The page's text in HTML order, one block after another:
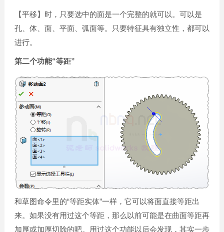
【平移】时，只要选中的面是一个完整的就可以。可以是
孔、体、面、平面、弧面等。只要特征具有独立性，都可以
进行。
第二个功能“等距”
和草图命令里的“等距实体”一样，它可以将面直接等距出
来。如果没有用过这个等距，那么以前可能是在曲面等距再
加厚或加厚切除的吧。用过这个功能以后会发现，其实一步